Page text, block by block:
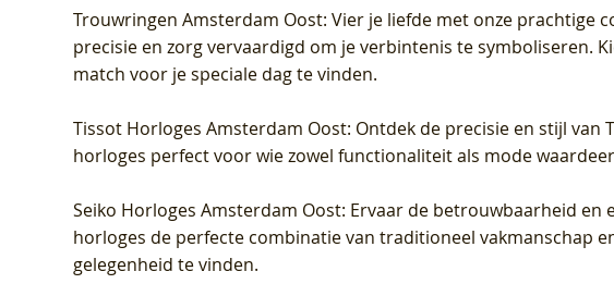
Trouwringen Amsterdam Oost: Vier je liefde met onze prachtige
precisie en zorg vervaardigd om je verbintenis te symboliseren.
match voor je speciale dag te vinden.
Tissot Horloges Amsterdam Oost: Ontdek de precisie en stijl
horloges perfect voor wie zowel functionaliteit als mode
Seiko Horloges Amsterdam Oost: Ervaar de betrouwbaarheid en
horloges de perfecte combinatie van traditioneel vakmanschap
gelegenheid te vinden.